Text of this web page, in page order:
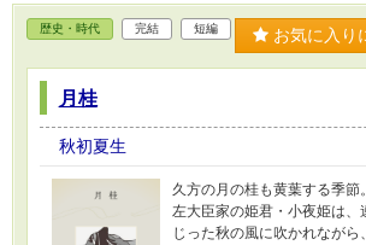
歴史・時代 完結 短編 お気に入り
月桂
秋初夏生
久方の月の桂も黄葉する季節
左大臣家の姫君・小夜姫は、
じった秋の風に吹かれながら